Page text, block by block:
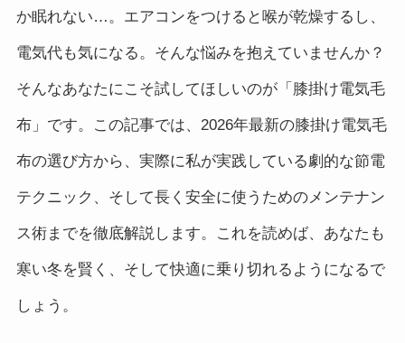
か眠れない…。エアコンをつけると喉が乾燥するし、
電気代も気になる。そんな悩みを抱えていませんか？
そんなあなたにこそ試してほしいのが「膝掛け電気毛
布」です。この記事では、2026年最新の膝掛け電気毛
布の選び方から、実際に私が実践している劇的な節電
テクニック、そして長く安全に使うためのメンテナン
ス術までを徹底解説します。これを読めば、あなたも
寒い冬を賢く、そして快適に乗り切れるようになるで
しょう。